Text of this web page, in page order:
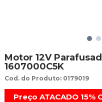
Motor 12V
1607000C5K
Cod. do Produto: 0179019
Preço ATACADO 15%